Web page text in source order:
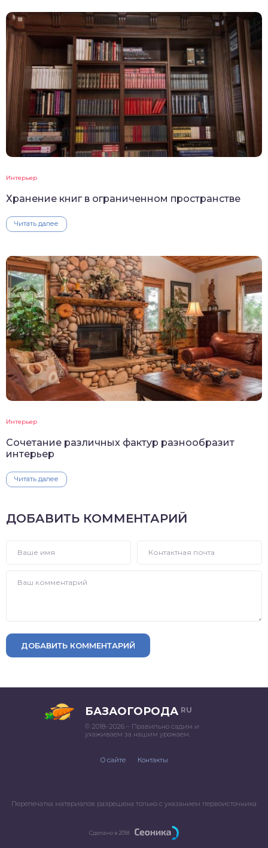
Интерьер
Хранение книг в ограниченном пространстве
Читать далее
Интерьер
Сочетание различных фактур разнообразит
интерьер
Читать далее
ДОБАВИТЬ КОММЕНТАРИЙ
ДОБАВИТЬ КОММЕНТАРИЙ
БАЗАОГОРОДА RU
© 2018–2026 – Правильно садим и
ухаживаем за нашим урожаем.
О сайте Контакты
Перепечатка материалов разрешена только с указанием первоисточника
Сделано в 2018